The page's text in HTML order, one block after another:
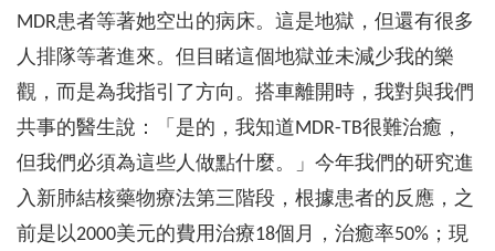
MDR患者等著她空出的病床。這是地獄，但還有很多
人排隊等著進來。但目睹這個地獄並未減少我的樂
觀，而是為我指引了方向。搭車離開時，我對與我們
共事的醫生說：「是的，我知道MDR-TB很難治癒，
但我們必須為這些人做點什麼。」今年我們的研究進
入新肺結核藥物療法第三階段，根據患者的反應，之
前是以2000美元的費用治療18個月，治癒率50%；現